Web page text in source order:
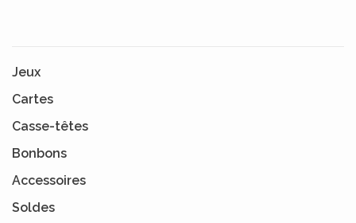
Jeux
Cartes
Casse-têtes
Bonbons
Accessoires
Soldes